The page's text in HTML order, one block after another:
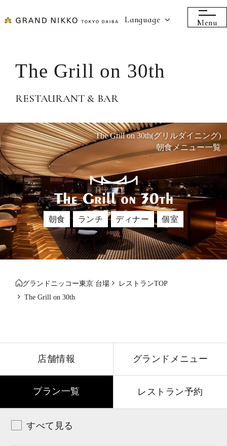
Language Menu
The Grill on 30th
RESTAURANT & BAR
朝食 ランチ ディナー 個室
The Grill on 30th(グリルダイニング)
朝食メニュー一覧
グランドニッコー東京 台場
レストランTOP
The Grill on 30th
店舗情報 グランドメニュー
プラン一覧 レストラン予約
すべて見る